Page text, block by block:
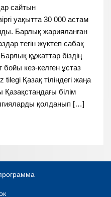
сайтын
уақытта 30 000 астам
Барлық жарияланған
тегін жүктеп сабақ
құжаттар біздің
бойы кез-келген ұстаз
Қазақ тіліндегі жаңа
Қазақстандағы білім
қолданып […]